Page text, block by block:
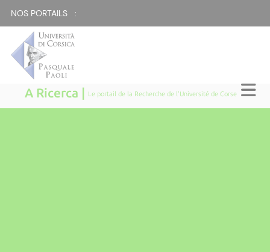
NOS PORTAILS :
A Ricerca | Le portail de la Recherche de l'Université de Corse